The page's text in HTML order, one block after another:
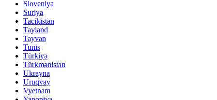
Sloveniya
Suriya
Tacikistan
Tayland
Tayvan
Tunis
Türkiyə
Türkmənistan
Ukrayna
Uruqvay
Vyetnam